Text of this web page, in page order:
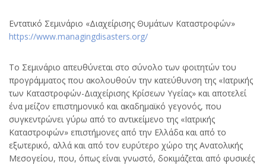
Εντατικό Σεμινάριο «Διαχείρισης Θυμάτων Καταστροφών»
https://www.managingdisasters.org/
Το Σεμινάριο απευθύνεται στο σύνολο των φοιτητών του
προγράμματος που ακολουθούν την κατεύθυνση της «Ιατρικής
των Καταστροφών-Διαχείρισης Κρίσεων Υγείας» και αποτελεί
ένα μείζον επιστημονικό και ακαδημαϊκό γεγονός, που
συγκεντρώνει γύρω από το αντικείμενο της «Ιατρικής
Καταστροφών» επιστήμονες από την Ελλάδα και από το
εξωτερικό, αλλά και από τον ευρύτερο χώρο της Ανατολικής
Μεσογείου, που, όπως είναι γνωστό, δοκιμάζεται από φυσικές